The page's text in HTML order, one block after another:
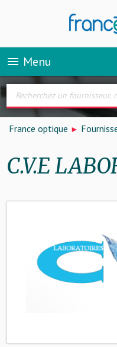
menu Menu
France optique
C.V.E